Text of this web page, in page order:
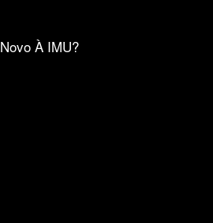
Novo À IMU?